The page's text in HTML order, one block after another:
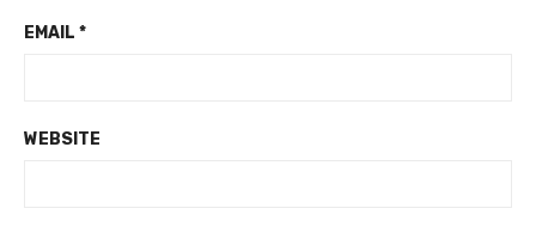
EMAIL *
WEBSITE